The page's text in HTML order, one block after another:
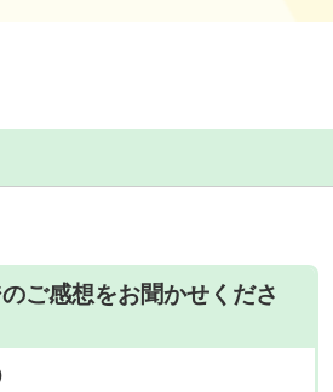
ご感想をお聞かせくださ